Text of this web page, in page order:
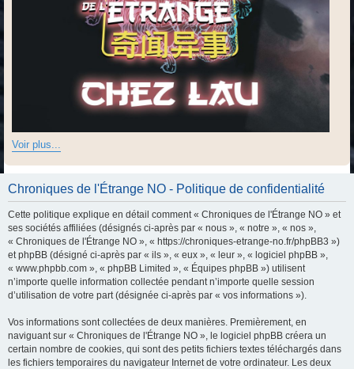
Voir plus...
Chroniques de l'Étrange NO - Politique de confidentialité
Cette politique explique en détail comment « Chroniques de l'Étrange NO » et
ses sociétés affiliées (désignés ci-après par « nous », « notre », « nos »,
« Chroniques de l'Étrange NO », « https://chroniques-etrange-no.fr/phpBB3 »)
et phpBB (désigné ci-après par « ils », « eux », « leur », « logiciel phpBB »,
« www.phpbb.com », « phpBB Limited », « Équipes phpBB ») utilisent
n’importe quelle information collectée pendant n’importe quelle session
d’utilisation de votre part (désignée ci-après par « vos informations »).
Vos informations sont collectées de deux manières. Premièrement, en
naviguant sur « Chroniques de l'Étrange NO », le logiciel phpBB créera un
certain nombre de cookies, qui sont des petits fichiers textes téléchargés dans
les fichiers temporaires du navigateur Internet de votre ordinateur. Les deux